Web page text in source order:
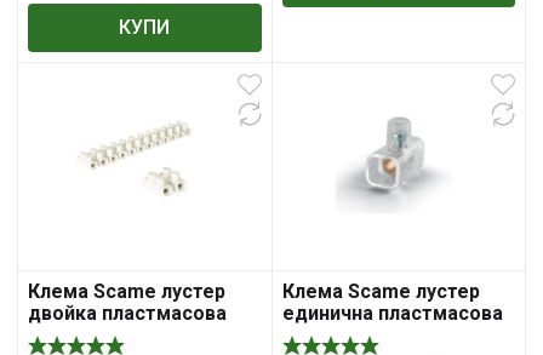
КУПИ
Клема Scame лустер
двойка пластмасова
35мм2, бял
Клема Scame лустер
единична пластмасова
1.5мм2, прозрачна